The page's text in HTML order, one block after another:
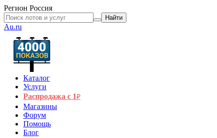
Регион Россия
Найти
Au.ru
Каталог
Услуги
Распродажа с 1₽
Магазины
Форум
Помощь
Блог